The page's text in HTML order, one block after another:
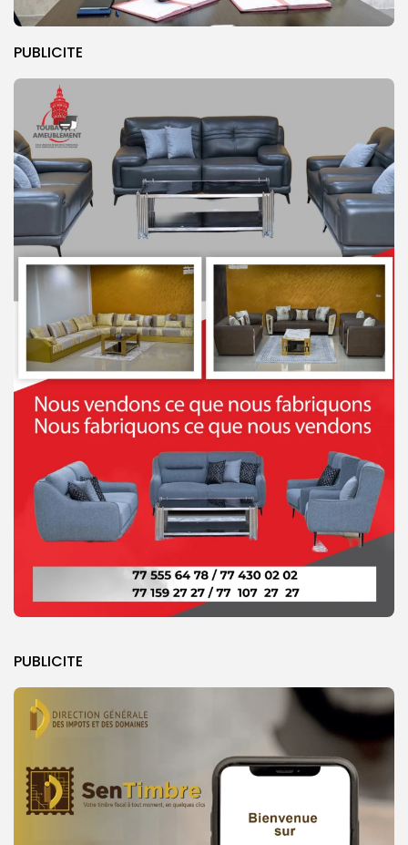
PUBLICITE
PUBLICITE